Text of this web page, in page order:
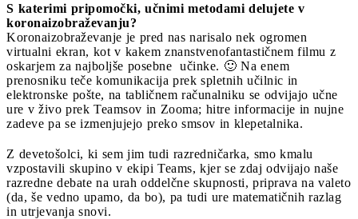
S katerimi pripomočki, učnimi metodami delujete v
koronaizobraževanju?
Koronaizobraževanje je pred nas narisalo nek ogromen
virtualni ekran, kot v kakem znanstvenofantastičnem filmu z
oskarjem za najboljše posebne učinke. 🙂 Na enem
prenosniku teče komunikacija prek spletnih učilnic in
elektronske pošte, na tabličnem računalniku se odvijajo učne
ure v živo prek Teamsov in Zooma; hitre informacije in nujne
zadeve pa se izmenjujejo preko smsov in klepetalnika.
Z devetošolci, ki sem jim tudi razredničarka, smo kmalu
vzpostavili skupino v ekipi Teams, kjer se zdaj odvijajo naše
razredne debate na urah oddelčne skupnosti, priprava na valeto
(da, še vedno upamo, da bo), pa tudi ure matematičnih razlag
in utrjevanja snovi.